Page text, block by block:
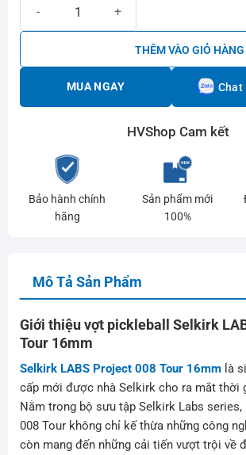
THÊM VÀO GIỎ HÀNG
MUA NGAY Chat
HVShop Cam kết
Bảo hành chính
hãng
Sản phẩm mới
100%
Mô Tả Sản Phẩm
Giới thiệu vợt pickleball Selkirk
Tour 16mm
Selkirk LABS Project 008 Tour 16mmlà
cấp mới được nhà Selkirk cho ra mắt thời
Nằm trong bộ sưu tập Selkirk Labs series,
008 Tour không chỉ kế thừa những công
còn mang đến những cải tiến vượt trội về